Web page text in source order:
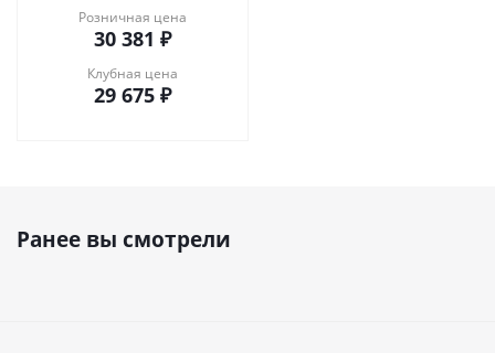
Розничная цена
30 381 ₽
Клубная цена
29 675 ₽
Ранее вы смотрели